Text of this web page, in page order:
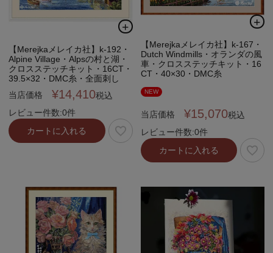
【Merejkaメレイカ社】k-192・
Alpine Village・Alpsの村と湖・
クロスステッチキット・16CT・
39.5×32・DMC糸・全面刺し
当店価格
¥14,410税込
レビュー件数:0件
カートに入れる
【Merejkaメレイカ社】k-167・
Dutch Windmills・オランダの風
車・クロスステッチキット・16
CT・40×30・DMC糸
NEW
当店価格 ¥15,070税込
レビュー件数:0件
カートに入れる